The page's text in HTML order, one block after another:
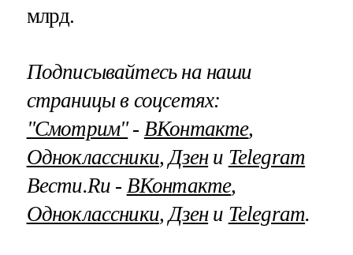
млрд.
Подписывайтесь на наши
страницы в соцсетях:
"Смотрим"‐ ВКонтакте,
Одноклассники,Дзени Telegram
Вести.Ru ‐ ВКонтакте,
Одноклассники,Дзени Telegram.